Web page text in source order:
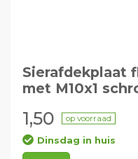
Sierafdekplaat
met M10x1
1,50 op voorraad
Dinsdag in huis